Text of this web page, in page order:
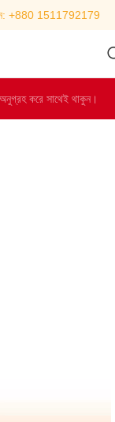
+880 1511792179
করে সাথেই থাকুন।